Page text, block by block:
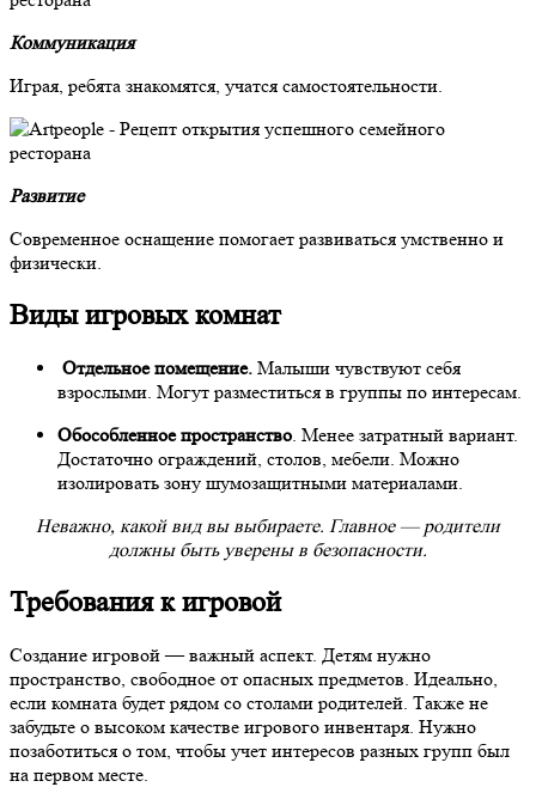
Коммуникация
Играя, ребята знакомятся, учатся самостоятельности.
Развитие
Современное оснащение помогает развиваться умственно и
физически.
Виды игровых комнат
Отдельное помещение. Малыши чувствуют себя
взрослыми. Могут разместиться в группы по интересам.
Обособленное пространство. Менее затратный вариант.
Достаточно ограждений, столов, мебели. Можно
изолировать зону шумозащитными материалами.
Неважно, какой вид вы выбираете. Главное — родители
должны быть уверены в безопасности.
Требования к игровой
Создание игровой — важный аспект. Детям нужно
пространство, свободное от опасных предметов. Идеально,
если комната будет рядом со столами родителей. Также не
забудьте о высоком качестве игрового инвентаря. Нужно
позаботиться о том, чтобы учет интересов разных групп был
на первом месте.